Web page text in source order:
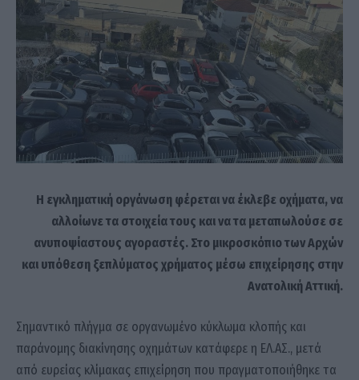
Η εγκληματική οργάνωση φέρεται να έκλεβε οχήματα, να
αλλοίωνε τα στοιχεία τους και να τα μεταπωλούσε σε
ανυποψίαστους αγοραστές. Στο μικροσκόπιο των Αρχών
και υπόθεση ξεπλύματος χρήματος μέσω επιχείρησης στην
Ανατολική Αττική.
Σημαντικό πλήγμα σε οργανωμένο κύκλωμα κλοπής και
παράνομης διακίνησης οχημάτων κατάφερε η ΕΛ.ΑΣ., μετά
από ευρείας κλίμακας επιχείρηση που πραγματοποιήθηκε τα